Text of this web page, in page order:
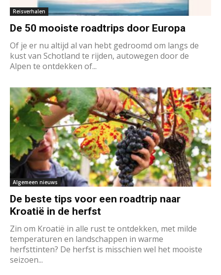
Reisverhalen
De 50 mooiste roadtrips door Europa
Of je er nu altijd al van hebt gedroomd om langs de
kust van Schotland te rijden, autowegen door de
Alpen te ontdekken of...
Algemeen nieuws
De beste tips voor een roadtrip naar
Kroatië in de herfst
Zin om Kroatië in alle rust te ontdekken, met milde
temperaturen en landschappen in warme
herfsttinten? De herfst is misschien wel het mooiste
seizoen...